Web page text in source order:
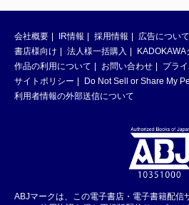
会社概要 IR情報 採用情報 広告について
書店様向け
法人様一括購入
KADOKAWA
作品の利用について
お問い合わせ
プラ
サイトポリシー
Do Not Sell or Share My
利用者情報の外部送信について
ABJマークは、この電子書店・電子書籍配信